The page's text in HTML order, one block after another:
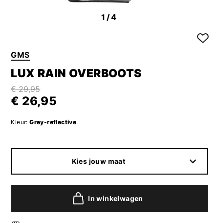
1 /4
GMS
LUX RAIN OVERBOOTS
€ 29,95
€ 26,95
Kleur: Grey-reflective
Kies jouw maat
In winkelwagen